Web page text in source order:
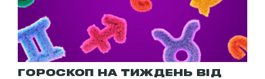
ГОРОСКОП НА ТИЖДЕНЬ ВІД